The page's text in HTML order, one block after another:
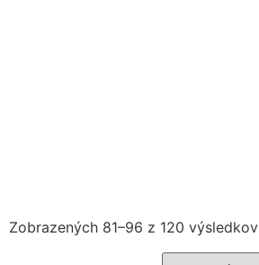
Zobrazených 81–96 z 120 výsledkov